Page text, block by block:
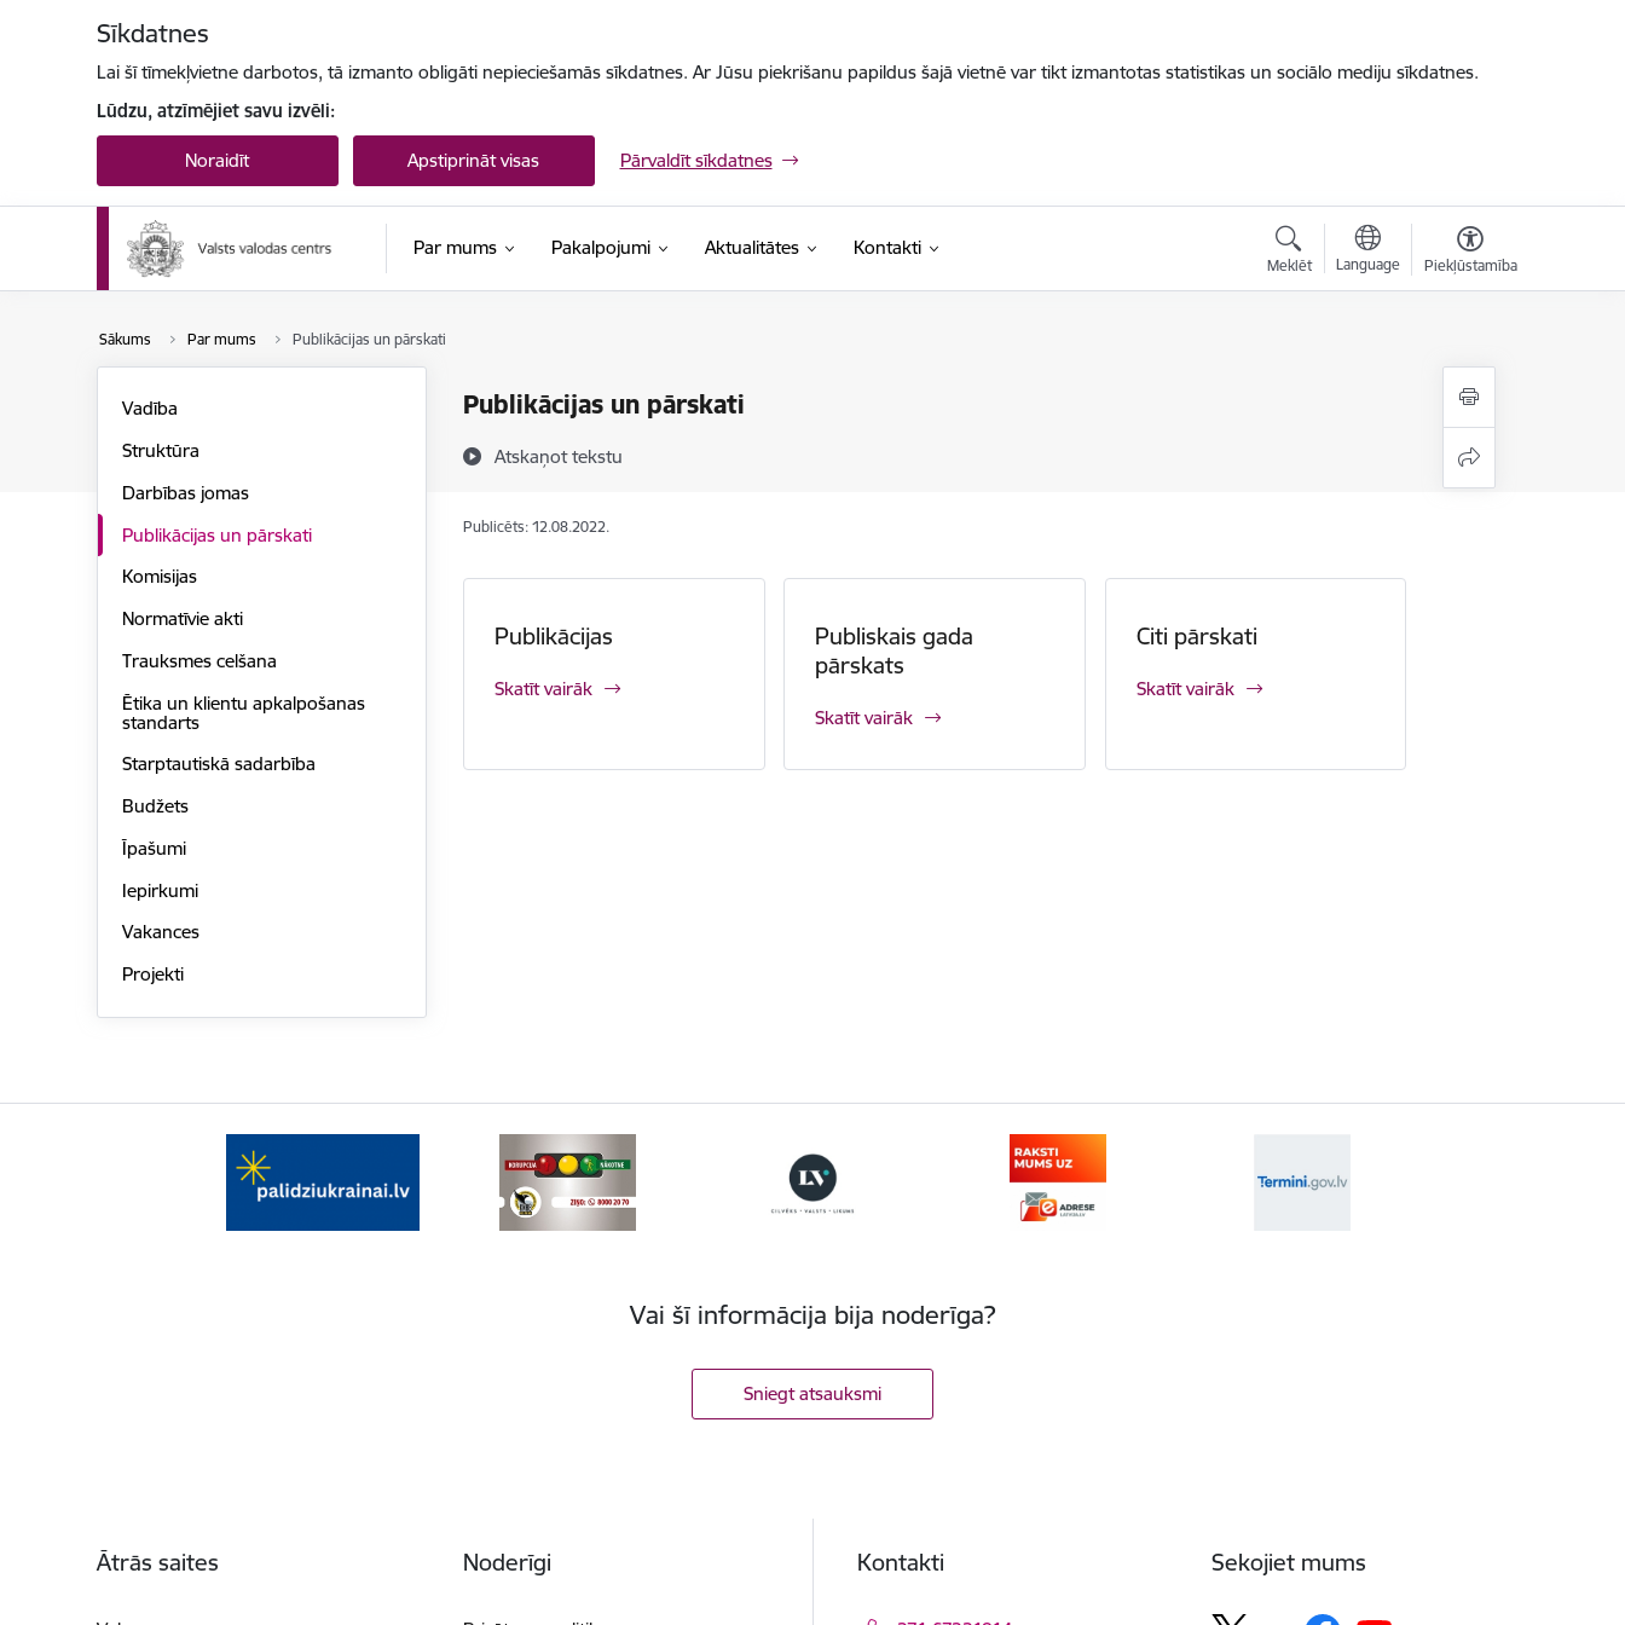
Sīkdatnes
Lai šī tīmekļvietne darbotos, tā izmanto obligāti nepieciešamās sīkdatnes. Ar Jūsu piekrišanu papildus šajā vietnē var tikt izmantotas statistikas un sociālo mediju sīkdatnes.
Lūdzu, atzīmējiet savu izvēli:
Noraidīt Apstiprināt visas Pārvaldīt sīkdatnes
Par mums Pakalpojumi Aktualitātes Kontakti
Meklēt Language Piekļūstamība
Sākums Par mums Publikācijas un pārskati
Publikācijas un pārskati
Atskaņot tekstu
Vadība
Struktūra
Darbības jomas
Publikācijas un pārskati
Komisijas
Normatīvie akti
Trauksmes celšana
Ētika un klientu apkalpošanas
standarts
Starptautiskā sadarbība
Budžets
Īpašumi
Iepirkumi
Vakances
Projekti
Publicēts: 12.08.2022.
Publikācijas
Skatīt vairāk
Publiskais gada
pārskats
Skatīt vairāk
Citi pārskati
Skatīt vairāk
Vai šī informācija bija noderīga?
Sniegt atsauksmi
Ātrās saites Noderīgi Kontakti Sekojiet mums